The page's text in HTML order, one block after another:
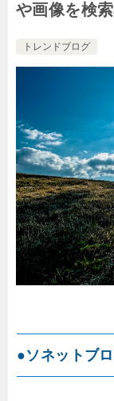
や画像を検
トレンドブログ
●ソネットブ